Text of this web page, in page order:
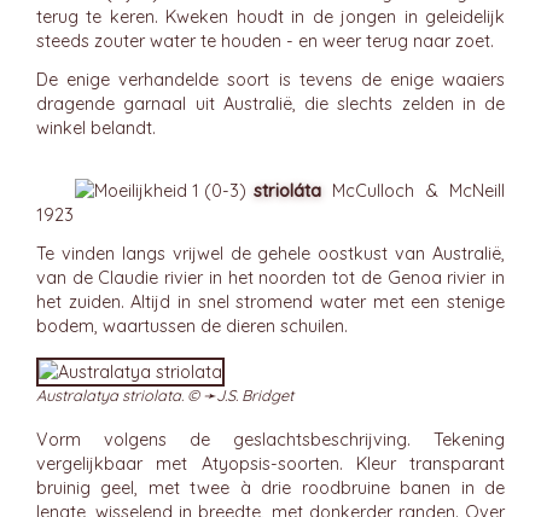
terug te keren. Kweken houdt in de jongen in geleidelijk
steeds zouter water te houden - en weer terug naar zoet.
De enige verhandelde soort is tevens de enige waaiers
dragende garnaal uit Australië, die slechts zelden in de
winkel belandt.
strioláta McCulloch & McNeill
1923
Te vinden langs vrijwel de gehele oostkust van Australië,
van de Claudie rivier in het noorden tot de Genoa rivier in
het zuiden. Altijd in snel stromend water met een stenige
bodem, waartussen de dieren schuilen.
Australatya striolata. © ➛J.S. Bridget
Vorm volgens de geslachtsbeschrijving. Tekening
vergelijkbaar met Atyopsis-soorten. Kleur transparant
bruinig geel, met twee à drie roodbruine banen in de
lengte, wisselend in breedte, met donkerder randen. Over